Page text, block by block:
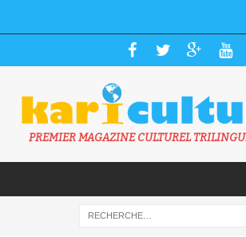
PREMIER MAGAZINE CULTUREL